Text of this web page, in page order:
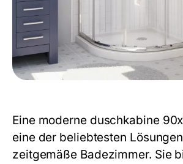
Eine moderne duschkabine
eine der beliebtesten
zeitgemäße Badezimmer. Sie